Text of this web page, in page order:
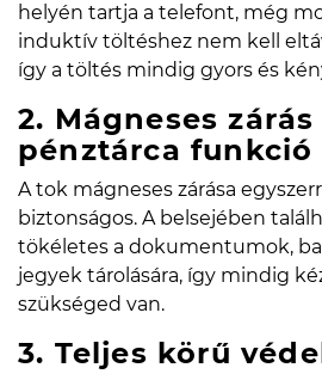
helyén tartja a telefont, még
induktív töltéshez nem kell
így a töltés mindig gyors és
2. Mágneses zárás
pénztárca funkció
A tok mágneses zárása
biztonságos. A belsejében
tökéletes a dokumentumok,
jegyek tárolására, így mindig
szükséged van.
3. Teljes körű